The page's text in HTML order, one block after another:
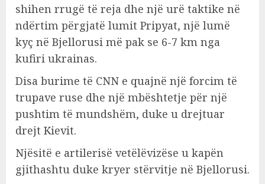
shihen rrugë të reja dhe një urë taktike në
ndërtim përgjatë lumit Pripyat, një lumë
kyç në Bjellorusi më pak se 6-7 km nga
kufiri ukrainas.
Disa burime të CNN e quajnë një forcim të
trupave ruse dhe një mbështetje për një
pushtim të mundshëm, duke u drejtuar
drejt Kievit.
Njësitë e artilerisë vetëlëvizëse u kapën
gjithashtu duke kryer stërvitje në Bjellorusi.